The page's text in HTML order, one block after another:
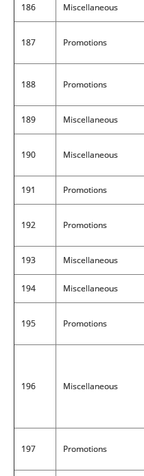
186 Miscellaneous
187 Promotions
188 Promotions
189 Miscellaneous
190 Miscellaneous
191 Promotions
192 Promotions
193 Miscellaneous
194 Miscellaneous
195 Promotions
196 Miscellaneous
197 Promotions